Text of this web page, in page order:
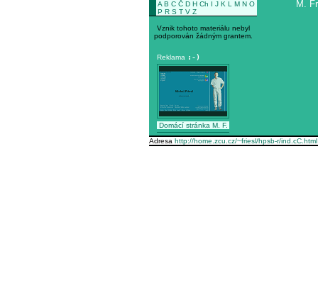
A B C Č D H Ch I J K L M N O
P R S T V Z
Vznik tohoto materiálu nebyl
podporován žádným grantem.
Reklama :-)
Domácí stránka M. F.
M.
Adresa http://home.zcu.cz/~friesl/hpsb-r/ind.cC.html